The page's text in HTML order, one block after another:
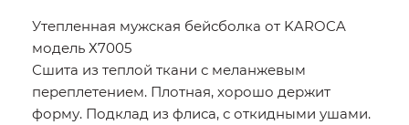
Утепленная мужская бейсболка от KAROCA
модель Х7005
Сшита из теплой ткани с меланжевым
переплетением. Плотная, хорошо держит
форму. Подклад из флиса, с откидными ушами.